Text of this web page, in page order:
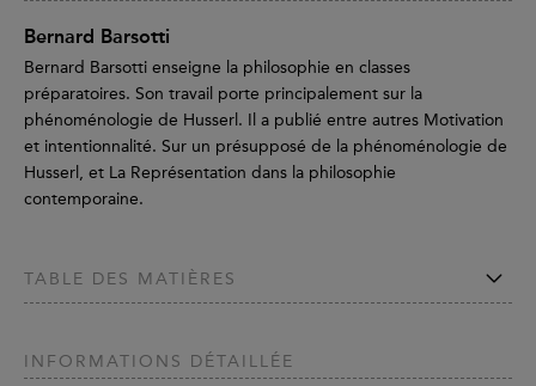
Bernard Barsotti
Bernard Barsotti enseigne la philosophie en classes
préparatoires. Son travail porte principalement sur la
phénoménologie de Husserl. Il a publié entre autres Motivation
et intentionnalité. Sur un présupposé de la phénoménologie de
Husserl, et La Représentation dans la philosophie
contemporaine.
TABLE DES MATIÈRES
INFORMATIONS DÉTAILLÉE